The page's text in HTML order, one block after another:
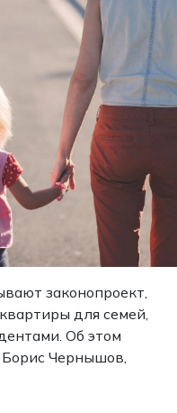
законопроект,
для семей,
Об этом
Чернышов,